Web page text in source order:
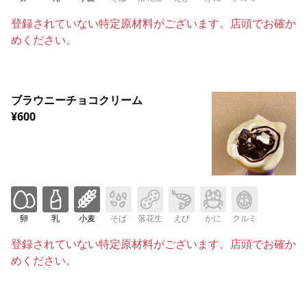
登録されていない特定原材料がございます。店頭でお確か
めください。
ブラウニーチョコクリーム
¥600
卵 乳 小麦 そば 落花生 えび かに クルミ
登録されていない特定原材料がございます。店頭でお確か
めください。